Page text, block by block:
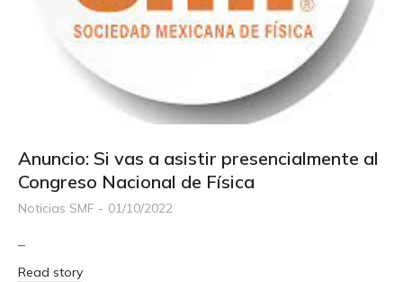
Anuncio: Si vas a asistir presencialmente al
Congreso Nacional de Física
Noticias SMF 01/10/2022
–
Read story